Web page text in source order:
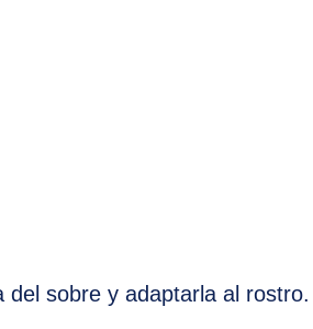
sobre y adaptarla al